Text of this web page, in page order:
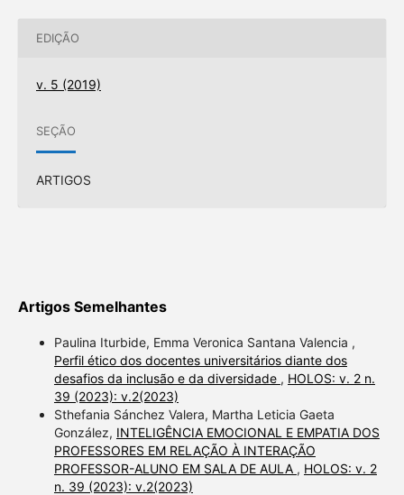
EDIÇÃO
v. 5 (2019)
SEÇÃO
ARTIGOS
Artigos Semelhantes
Paulina Iturbide, Emma Veronica Santana Valencia ,
Perfil ético dos docentes universitários diante dos
desafios da inclusão e da diversidade , HOLOS: v. 2 n.
39 (2023): v.2(2023)
Sthefania Sánchez Valera, Martha Leticia Gaeta
González, INTELIGÊNCIA EMOCIONAL E EMPATIA DOS
PROFESSORES EM RELAÇÃO À INTERAÇÃO
PROFESSOR-ALUNO EM SALA DE AULA , HOLOS: v. 2
n. 39 (2023): v.2(2023)